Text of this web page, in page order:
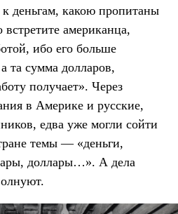
деньгам, какою пропитаны
американца,
ибо его больше
та сумма долларов,
получает». Через
в Америке и русские,
едва уже могли сойти
темы — «деньги,
доллары…». А дела